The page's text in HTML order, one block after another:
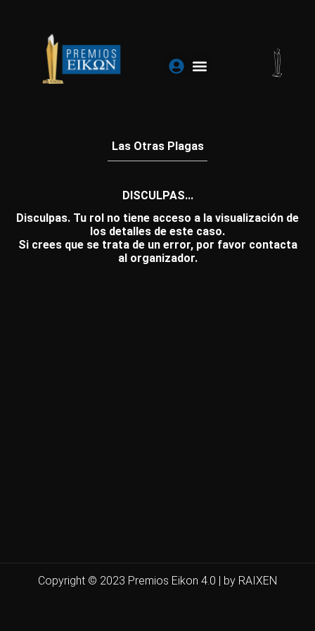
contenido
Las Otras Plagas
DISCULPAS...
Disculpas. Tu rol no tiene acceso a la visualización de
los detalles de este caso.
Si crees que se trata de un error, por favor contacta
al organizador.
Copyright © 2023 Premios Eikon 4.0 | by RAIXEN